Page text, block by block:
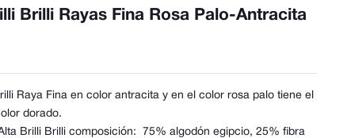
Brilli Rayas Fina Rosa Palo-Antracita
Raya Fina en color antracita y en el color rosa palo tiene el
dorado.
Brilli Brilli composición:
75% algodón egipcio, 25% fibra